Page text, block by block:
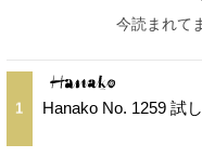
今読まれて
1 Hanako No. 1259 試